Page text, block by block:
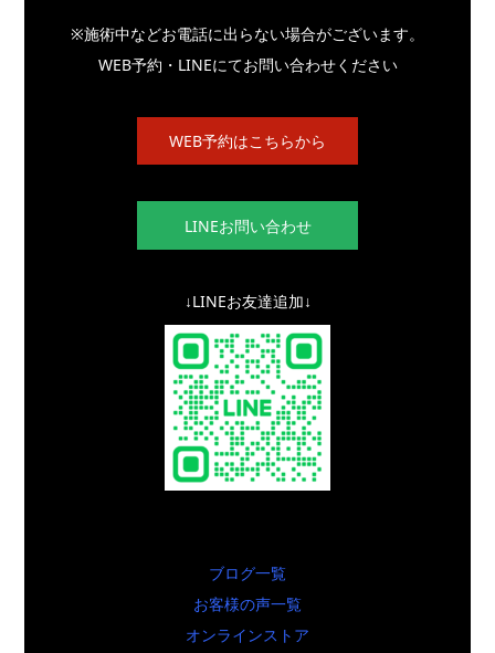
※施術中などお電話に出らない場合がございます。
WEB予約・LINEにてお問い合わせください
WEB予約はこちらから
LINEお問い合わせ
↓LINEお友達追加↓
ブログ一覧
お客様の声一覧
オンラインストア